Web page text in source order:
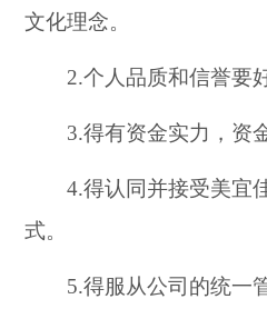
文化理念。
2.个人品质和信誉要好
3.得有资金实力，资金
4.得认同并接受美宜
式。
5.得服从公司的统一管